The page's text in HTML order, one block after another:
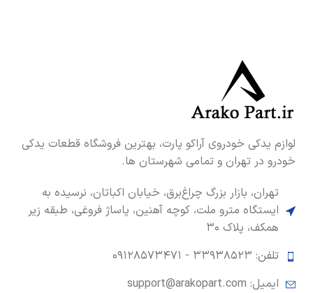
لوازم یدکی خودروی آراکو پارت، بهترین فروشگاه قطعات یدکی
خودرو در تهران و تمامی شهرستان ها.
تهران، بازار بزرگ چراغ‌برق، خیابان اکباتان، نرسیده به
ایستگاه مترو ملت، کوچه آهنین، پاساژ فروغی، طبقه زیر
همکف، پلاک ۳۰
تلفن: ۳۳۹۳۸۵۲۳ -
۰۹۱۲۸۵۷۳۴۷۱
ایمیل: support@arakopart.com